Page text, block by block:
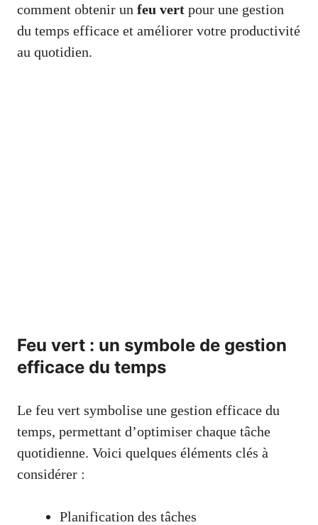
comment obtenir un feu vert pour une gestion
du temps efficace et améliorer votre productivité
au quotidien.
Feu vert : un symbole de gestion
efficace du temps
Le feu vert symbolise une gestion efficace du
temps, permettant d’optimiser chaque tâche
quotidienne. Voici quelques éléments clés à
considérer :
Planification des tâches